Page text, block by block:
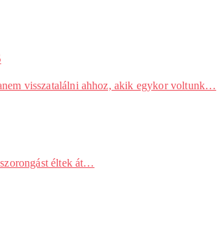
visszatalálni ahhoz, akik egykor voltunk…
éltek át…